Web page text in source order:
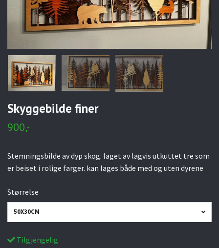
Skyggebilde finer
900,-
Stemningsbilde av dyp skog. laget av lagvis utkuttet tre som
er beiset i rolige farger. kan lages både med og uten dyrene
Størrelse
50X30CM
Tilgjengelig